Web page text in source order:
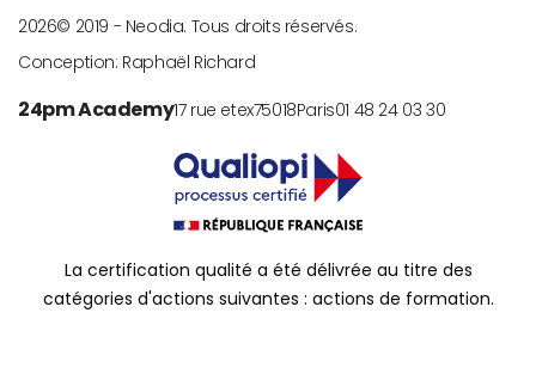
© 2019 -
2026
Neodia. Tous droits réservés.
Conception: Raphaël Richard
24pm Academy17 rue etex75018Paris01 48 24 03 30
La certification qualité a été délivrée au titre des
catégories d'actions suivantes : actions de formation.